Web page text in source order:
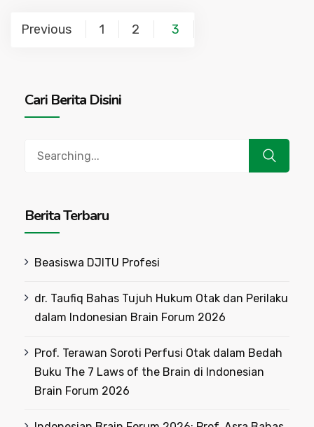
Posts
Previous 1 2 3
Cari Berita Disini
Berita Terbaru
Beasiswa DJITU Profesi
dr. Taufiq Bahas Tujuh Hukum Otak dan Perilaku
dalam Indonesian Brain Forum 2026
Prof. Terawan Soroti Perfusi Otak dalam Bedah
Buku The 7 Laws of the Brain di Indonesian
Brain Forum 2026